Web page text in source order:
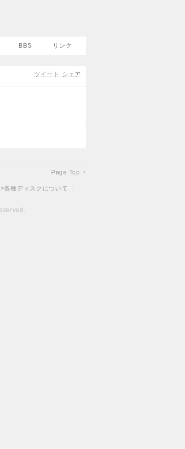
BBS リンク
シェア
ツイート
Page Top ^
各種ディスクについて